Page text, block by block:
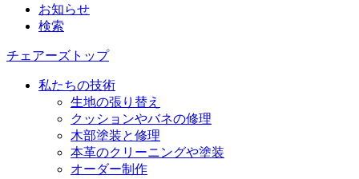
お知らせ
検索
チェアーズトップ
私たちの技術
生地の張り替え
クッションやバネの修理
木部塗装と修理
本革のクリーニングや塗装
オーダー制作